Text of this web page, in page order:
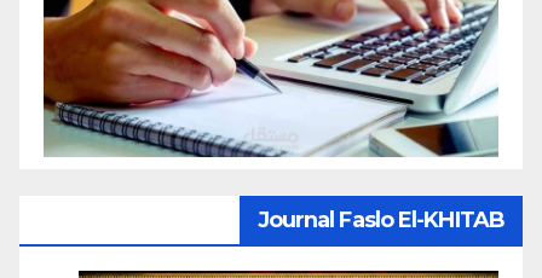
Journal Faslo El-KHITAB